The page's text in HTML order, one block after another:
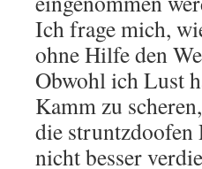
Ich frage mich,
ohne Hilfe den
Obwohl ich Lust
Kamm zu
die struntzdoofen
nicht besser